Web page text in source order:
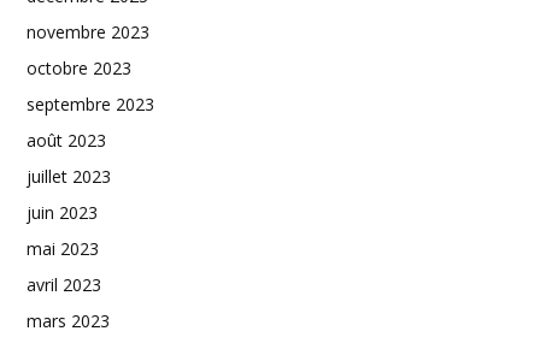
novembre 2023
octobre 2023
septembre 2023
août 2023
juillet 2023
juin 2023
mai 2023
avril 2023
mars 2023